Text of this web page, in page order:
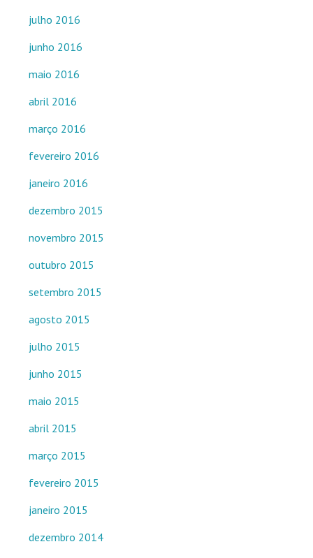
julho 2016
junho 2016
maio 2016
abril 2016
março 2016
fevereiro 2016
janeiro 2016
dezembro 2015
novembro 2015
outubro 2015
setembro 2015
agosto 2015
julho 2015
junho 2015
maio 2015
abril 2015
março 2015
fevereiro 2015
janeiro 2015
dezembro 2014